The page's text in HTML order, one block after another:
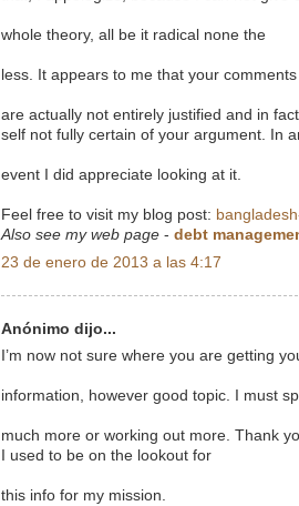
whole theory, all be it radical none the
less. It appears to me that your comments
are actually not entirely justified and in
self not fully certain of your argument. In
event I did appreciate looking at it.
Feel free to visit my blog post:
Also see my web page - debt
23 de enero de 2013 a las 4:17
Anónimo dijo...
I’m now not sure where you are getting
information, however good topic. I must
much more or working out more. Thank
I used to be on the lookout for
this info for my mission.